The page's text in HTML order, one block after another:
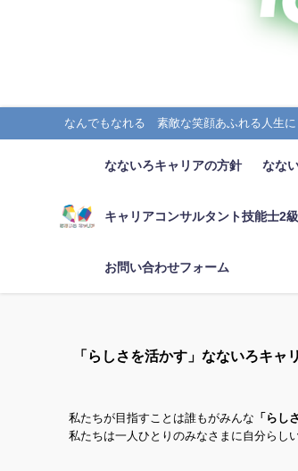
なんでもなれる 素敵な笑顔あふれる人生に
なないろキャリアの方針 なな
キャリアコンサルタント技能士2
お問い合わせフォーム
「らしさを活かす」なないろキャ
私たちが目指すことは誰もがみんな 「らし
私たちは一人ひとりのみなさまに自分らし